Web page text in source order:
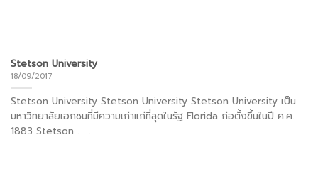
Stetson University
18/09/2017
Stetson University Stetson University Stetson University เป็น
มหาวิทยาลัยเอกชนที่มีความเก่าแก่ที่สุดในรัฐ Florida ก่อตั้งขึ้นในปี ค.ศ.
1883 Stetson . . .